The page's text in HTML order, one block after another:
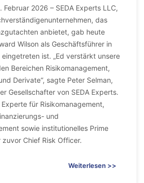
Februar 2026 – SEDA Experts LLC,
das
anbietet, gab heute
Wilson als Geschäftsführer in
ist. „Ed verstärkt unsere
Bereichen Risikomanagement,
Derivate“, sagte Peter Selman,
Gesellschafter von SEDA Experts.
für Risikomanagement,
und
sowie institutionelles Prime
zuvor Chief Risk Officer.
Weiterlesen >>